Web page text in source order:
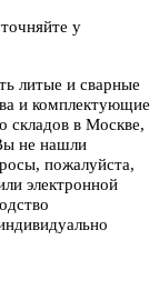
у
литые и сварные
и комплектующие
складов в Москве,
не нашли
пожалуйста,
электронной